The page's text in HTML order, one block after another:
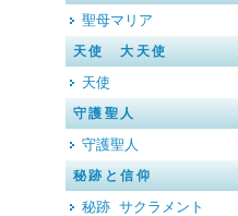
聖母マリア
天使 大天使
天使
守護聖人
守護聖人
秘跡と信仰
秘跡 サクラメント